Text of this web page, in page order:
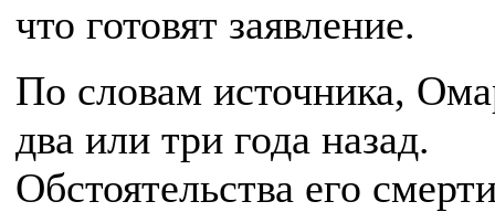
что готовят заявление.
По словам источника,
два или три года назад.
Обстоятельства его